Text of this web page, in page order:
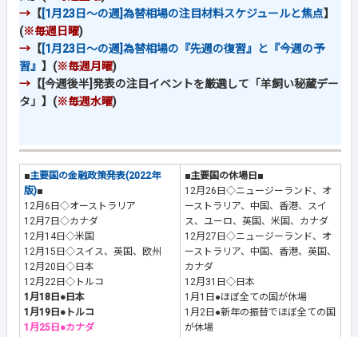
→ 【[1月23日～の週]為替相場の注目材料スケジュールと焦点】
(※毎週日曜)
→ 【[1月23日～の週]為替相場の『先週の復習』と『今週の予
習』 】(※毎週月曜)
→ 【[今週後半]発表の注目イベントを厳選して「羊飼い秘蔵デー
タ」】(※毎週水曜)
■主要国の金融政策発表(2022年
版)■
12月6日◇オーストラリア
12月7日◇カナダ
12月14日◇米国
12月15日◇スイス、英国、欧州
12月20日◇日本
12月22日◇トルコ
1月18日●日本
1月19日●トルコ
1月25日●カナダ
■主要国の休場日■
12月26日◇ニュージーランド、オ
ーストラリア、中国、香港、スイ
ス、ユーロ、英国、米国、カナダ
12月27日◇ニュージーランド、オ
ーストラリア、中国、香港、英国、
カナダ
12月31日◇日本
1月1日●ほぼ全ての国が休場
1月2日●新年の振替でほぼ全ての国
が休場